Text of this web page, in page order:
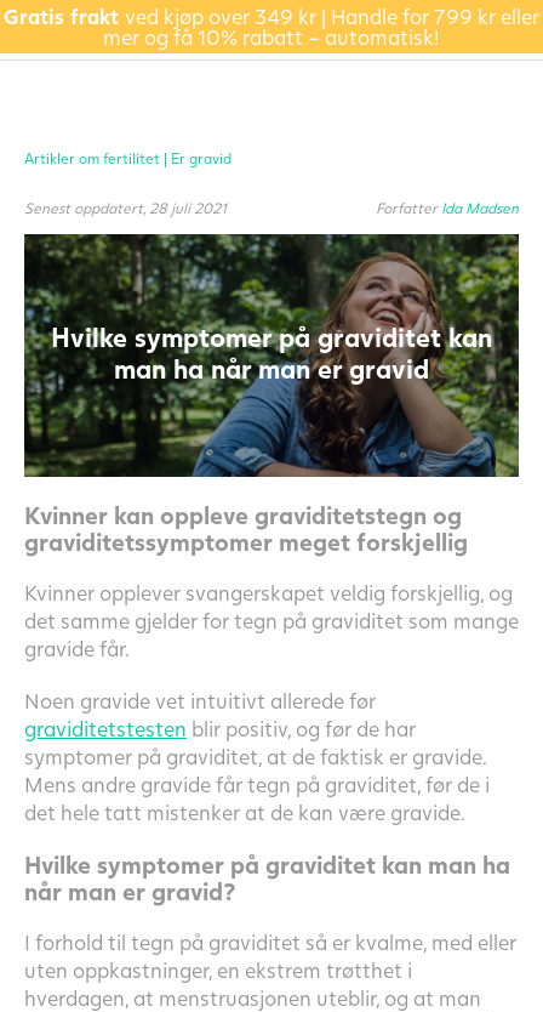
Gratis frakt ved kjøp over 349 kr | Handle for 799 kr eller
mer og få 10% rabatt – automatisk!
Artikler om fertilitet | Er gravid
Senest oppdatert, 28 juli 2021 Forfatter Ida Madsen
Hvilke symptomer på graviditet kan
man ha når man er gravid
Kvinner kan oppleve graviditetstegn og
graviditetssymptomer meget forskjellig
Kvinner opplever svangerskapet veldig forskjellig, og
det samme gjelder for tegn på graviditet som mange
gravide får.
Noen gravide vet intuitivt allerede før
graviditetstesten blir positiv, og før de har
symptomer på graviditet, at de faktisk er gravide.
Mens andre gravide får tegn på graviditet, før de i
det hele tatt mistenker at de kan være gravide.
Hvilke symptomer på graviditet kan man ha
når man er gravid?
I forhold til tegn på graviditet så er kvalme, med eller
uten oppkastninger, en ekstrem trøtthet i
hverdagen, at menstruasjonen uteblir, og at man